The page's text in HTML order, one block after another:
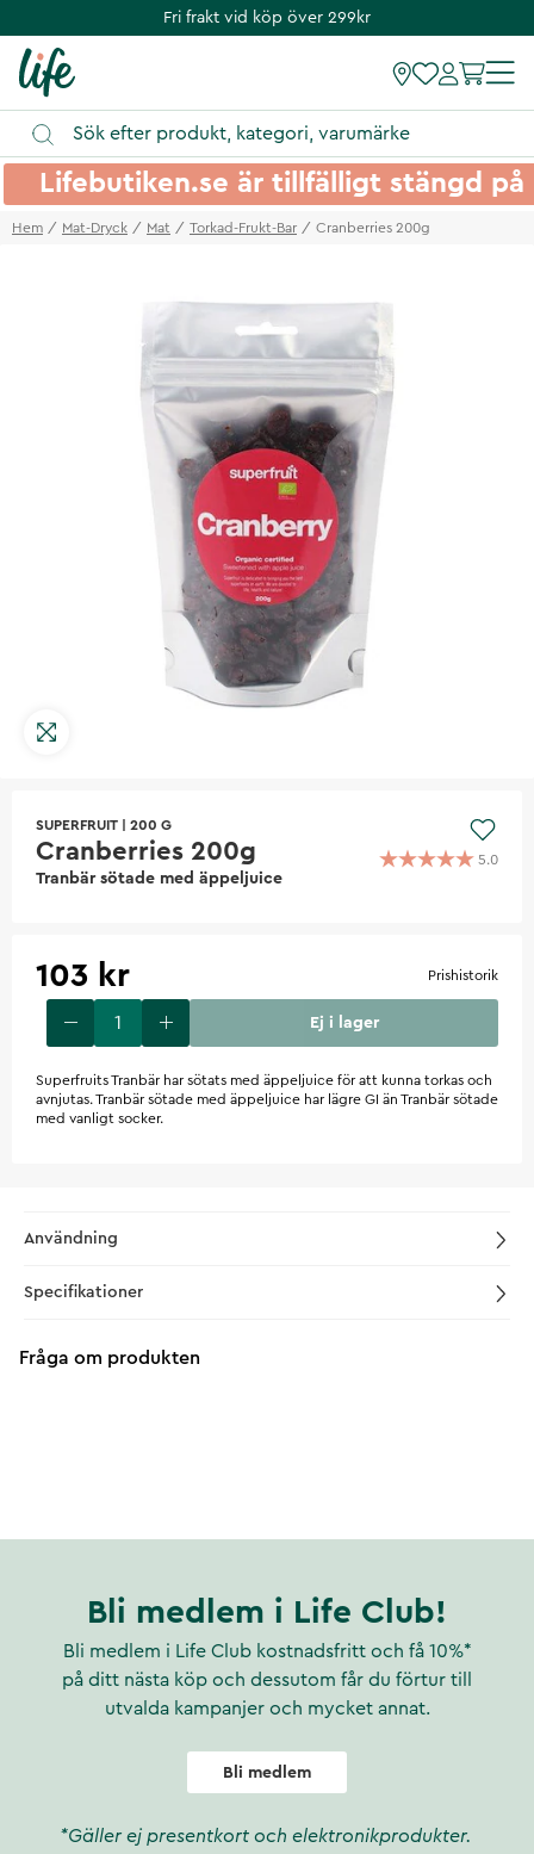
Fri frakt vid köp över 299kr
Lifebutiken.se är tillfälligt stängd
Hem Mat-Dryck Mat Torkad-Frukt-Bar Cranberries 200g
SUPERFRUIT 200 G
Cranberries 200g
Tranbär sötade med äppeljuice
5.0
103 kr Prishistorik
Ej i lager
Superfruits Tranbär har sötats med äppeljuice för att kunna torkas och
avnjutas. Tranbär sötade med äppeljuice har lägre GI än Tranbär sötade
med vanligt socker.
Användning
Specifikationer
Fråga om produkten
Bli medlem i Life Club!
Bli medlem i Life Club kostnadsfritt och få 10%*
på ditt nästa köp och dessutom får du förtur till
utvalda kampanjer och mycket annat.
Bli medlem
*Gäller ej presentkort och elektronikprodukter.